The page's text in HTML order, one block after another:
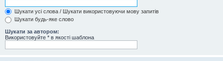
Шукати усі слова / Шукати використовуючи мову запитів
Шукати будь-яке слово
Шукати за автором:
Використовуйте * в якості шаблона